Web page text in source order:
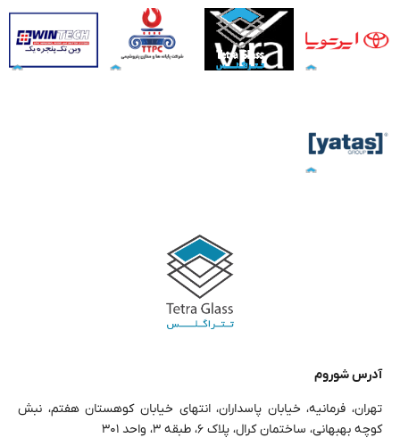
آدرس شوروم
تهران، فرمانیه، خیابان پاسداران، انتهای خیابان کوهستان هفتم، نبش
کوچه بهبهانی، ساختمان کرال، پلاک ۶، طبقه ۳، واحد ۳۰۱